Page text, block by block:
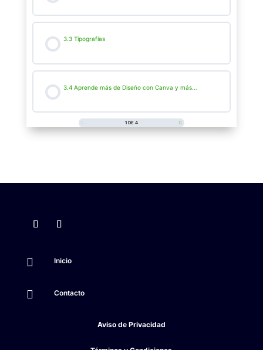
3.3 Tipografías
3.4 Aprende más de Diseño con Canva y más…
1 DE 4
 Inicio
 Contacto
Aviso de Privacidad